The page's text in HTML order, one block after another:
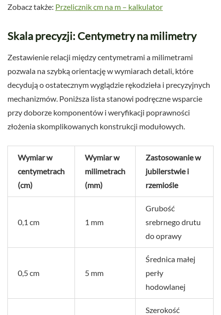
Zobacz także: Przelicznik cm na m – kalkulator
Skala precyzji: Centymetry na milimetry
Zestawienie relacji między centymetrami a milimetrami
pozwala na szybką orientację w wymiarach detali, które
decydują o ostatecznym wyglądzie rękodzieła i precyzyjnych
mechanizmów. Poniższa lista stanowi podręczne wsparcie
przy doborze komponentów i weryfikacji poprawności
złożenia skomplikowanych konstrukcji modułowych.
Wymiar w
centymetrach
(cm)
Wymiar w
milimetrach
(mm)
Zastosowanie w
jubilerstwie i
rzemiośle
0,1 cm 1 mm
Grubość
srebrnego drutu
do oprawy
0,5 cm 5 mm
Średnica małej
perły
hodowlanej
Szerokość